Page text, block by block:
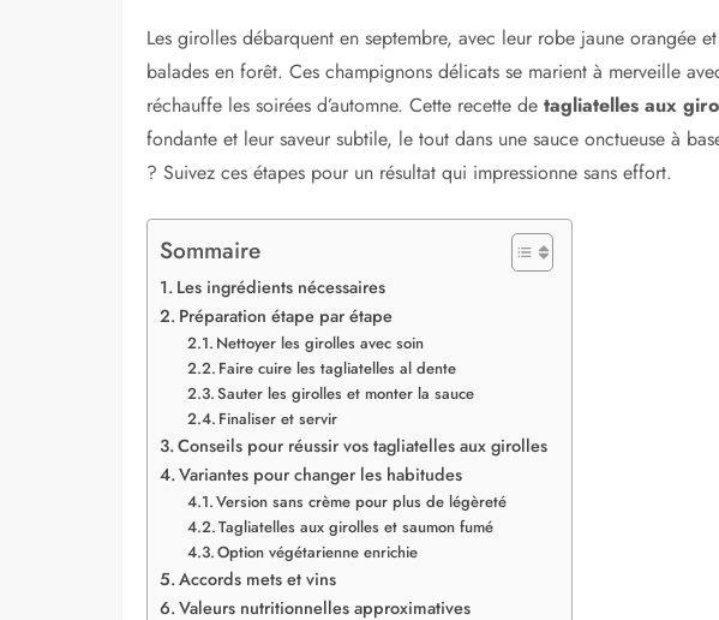
Les girolles débarquent en septembre, avec leur robe jaune orangée
balades en forêt. Ces champignons délicats se marient à merveille
réchauffe les soirées d’automne. Cette recette de tagliatelles aux
fondante et leur saveur subtile, le tout dans une sauce onctueuse à
? Suivez ces étapes pour un résultat qui impressionne sans effort.
Sommaire
Les ingrédients nécessaires
Préparation étape par étape
Nettoyer les girolles avec soin
Faire cuire les tagliatelles al dente
Sauter les girolles et monter la sauce
Finaliser et servir
Conseils pour réussir vos tagliatelles aux girolles
Variantes pour changer les habitudes
Version sans crème pour plus de légèreté
Tagliatelles aux girolles et saumon fumé
Option végétarienne enrichie
Accords mets et vins
Valeurs nutritionnelles approximatives